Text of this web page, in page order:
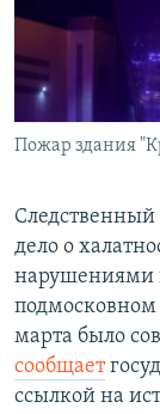
СОЦИАЛЬНЫЕ
Все сайты
Пожар здания
Следственный
дело о
нарушениями
подмосковном
марта было
сообщает
ссылкой на